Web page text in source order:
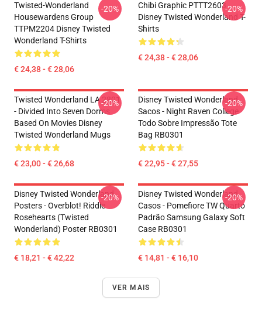
Twisted-Wonderland
Housewardens Group
TTPM2204 Disney Twisted
Wonderland T-Shirts
€ 24,38 - € 28,06
-20%
Chibi Graphic PTTT2603
Disney Twisted Wonderland T-
Shirts
€ 24,38 - € 28,06
-20%
Twisted Wonderland LA 2801
- Divided Into Seven Dorms
Based On Movies Disney
Twisted Wonderland Mugs
€ 23,00 - € 26,68
-20%
Disney Twisted Wonderland
Sacos - Night Raven College
Todo Sobre Impressão Tote
Bag RB0301
€ 22,95 - € 27,55
-20%
Disney Twisted Wonderland
Posters - Overblot! Riddle
Rosehearts (Twisted
Wonderland) Poster RB0301
€ 18,21 - € 42,22
-20%
Disney Twisted Wonderland
Casos - Pomefiore TW Quarto
Padrão Samsung Galaxy Soft
Case RB0301
€ 14,81 - € 16,10
-20%
VER MAIS